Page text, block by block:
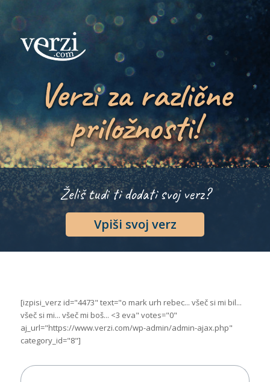
Verzi za različne
priložnosti!
Želiš tudi ti dodati svoj verz?
Vpiši svoj verz
[izpisi_verz id="4473" text="o mark urh rebec... všeč si mi bil...
všeč si mi... všeč mi boš... <3 eva" votes="0"
aj_url="https://www.verzi.com/wp-admin/admin-ajax.php"
category_id="8"]